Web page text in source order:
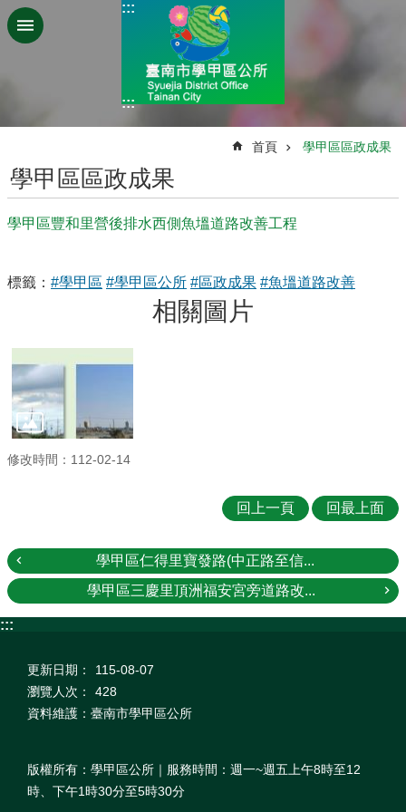
跳到主要內容區塊
:::
:::
首頁 學甲區區政成果
學甲區區政成果
學甲區豐和里營後排水西側魚塭道路改善工程
標籤： #學甲區 #學甲區公所 #區政成果 #魚塭道路改善
相關圖片
修改時間：112-02-14
回上一頁 回最上面
學甲區仁得里寶發路(中正路至信...
學甲區三慶里頂洲福安宮旁道路改...
:::
更新日期：
115-08-07
瀏覽人次：
428
資料維護：臺南市學甲區公所
版權所有：學甲區公所｜服務時間：週一~週五上午8時至12
時、下午1時30分至5時30分